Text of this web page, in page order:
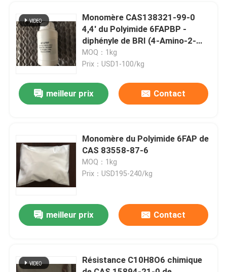
Vidéos
Visite d'usine
Contrôle de qualité
Contactez-nous
Demandez une citation
Matériel de revêtement en caoutchouc
Monomère CAS138321-99-0
4,4' du Polyimide 6FAPBP -
diphényle de BRI (4-Amino-2-
Trifluoromethylphenoxy)
MOQ：1kg
Prix：USD1-100/kg
meilleur prix Contact
Monomère du Polyimide 6FAP de
CAS 83558-87-6
MOQ：1kg
Prix：USD195-240/kg
meilleur prix Contact
Résistance C10H8O6 chimique